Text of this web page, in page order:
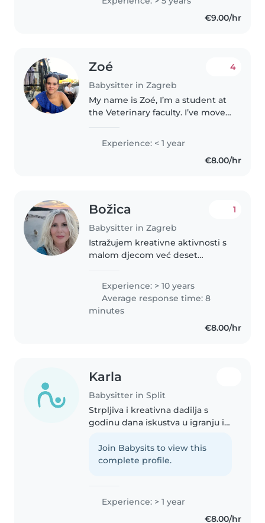
slobodno vrijeme najradije
provodim aktivno – u teretani,€9.00/hr
Zoé
Babysitter in Zagreb
4
My name is Zoé, I’m a student at
the Veterinary faculty. I’ve moved
learning the language, so the
babysitting will have to be either
Experience: < 1 year
€8.00/hr
Božica
Babysitter in Zagreb
1
Istražujem kreativne aktivnosti s
malom djecom već deset
glazbu. Dobro se snalazim uz
kućne ljubimce, kuhanje i
kućanske poslove. Došla sam s
puno..
Experience: > 10 years
Average response time: 8
minutes
€8.00/hr
Karla
Babysitter in Split
Strpljiva i kreativna dadilja s
godinu dana iskustva u igranju i
i predškolcima. Volim pomagati
oko kućnih poslova, domaće
Join Babysits to view this
complete profile.
Experience: > 1 year
€8.00/hr